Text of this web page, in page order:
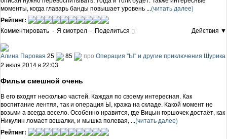
моменты, когда главарь банды повышает уровень ...(читать далее)
Рейтинг:
Комментировать · Я смотрел · Поделиться Действия ▼
Алина Паровая 25 85 про Операция "Ы" и другие приключения Шурика
2 июля 2014 в 22:03
Фильм смешной очень
В его входят несколько частей. Каждая по своему интересная. Как
воспитание лентяя, так и операция Ы, кража на складе. Какой момент не
возьми а всегда весело. Особенно нравится, где Вицын горшочек достаёт, как
Никулин ломает вешалки, и мышка полевая, ...(читать далее)
Рейтинг: